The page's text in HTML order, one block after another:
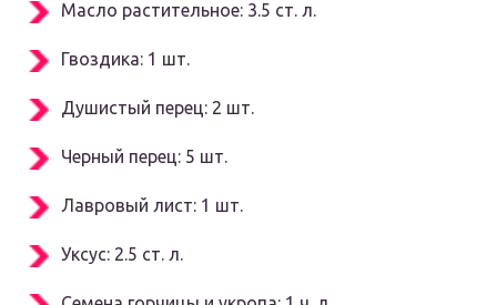
Масло растительное: 3.5 ст. л.
Гвоздика: 1 шт.
Душистый перец: 2 шт.
Черный перец: 5 шт.
Лавровый лист: 1 шт.
Уксус: 2.5 ст. л.